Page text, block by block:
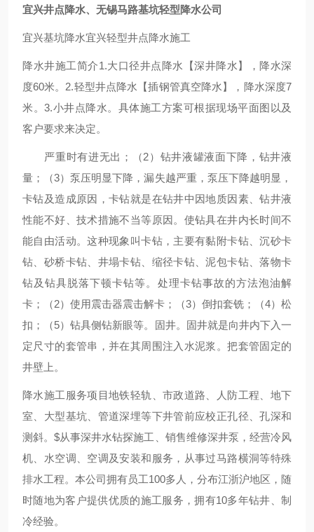
宜兴井点降水、无锡马路基坑轻型降水公司
宜兴基坑降水宜兴轻型井点降水施工
降水井施工简介1.大口径井点降水【深井降水】，降水深
度60米。2.轻型井点降水【插钢管真空降水】，降水深度7
米。3.小井点降水。具体施工方案可根据现场平面图以及
客户要求来决定。
严重时有进无出；（2）钻井液罐液面下降，钻井液
量；（3）泵压明显下降，漏失越严重，泵压下降越明显，
卡钻及造成原因，卡钻就是在钻井中因地质因素、钻井液
性能不好、技术措施不当等原因。使钻具在井内长时间不
能自由活动。这种现象叫卡钻，主要有黏附卡钻、沉砂卡
钻、砂桥卡钻、井塌卡钻、缩径卡钻、泥包卡钻、落物卡
钻及钻具脱落下顿卡钻等。处理卡钻事故的方法泡油解
卡；（2）使用震击器震击解卡；（3）倒扣套铣；（4）松
扣；（5）钻具侧钻新眼等。固井。固井就是向井内下入一
定尺寸的套管串，并在其周围注入水泥浆。把套管固定的
井壁上。
降水施工服务项目地铁轻轨、市政道路、人防工程、地下
室、大型基坑、管道深埋等下井管前应校正孔径、孔深和
测斜。$从事深井水钻探施工、销售维修深井泵，经营冷风
机、水空调、空调及安装和服务，从事过马路横洞等特殊
排水工程。本公司拥有员工100多人，分布江浙沪地区，随
时随地为客户提供优质的施工服务，拥有10多年钻井、制
冷经验。